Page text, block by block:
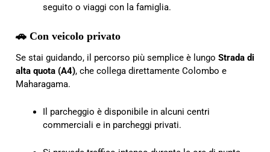
seguito o viaggi con la famiglia.
🚗 Con veicolo privato
Se stai guidando, il percorso più semplice è lungo Strada di
alta quota (A4), che collega direttamente Colombo e
Maharagama.
Il parcheggio è disponibile in alcuni centri
commerciali e in parcheggi privati.